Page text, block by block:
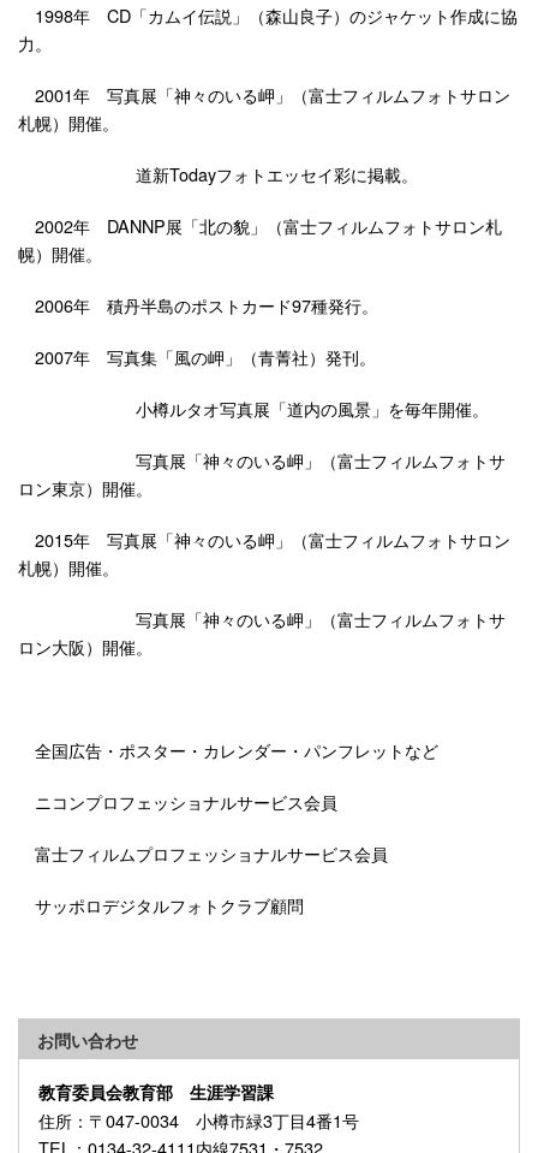
1998年
CD「カムイ伝説」（森山良子）のジャケット作成に協
力。
2001年
写真展「神々のいる岬」（富士フィルムフォトサロン
札幌）開催。
道新Todayフォトエッセイ彩に掲載。
2002年
DANNP展「北の貌」（富士フィルムフォトサロン札
幌）開催。
2006年 積丹半島のポストカード97種発行。
2007年 写真集「風の岬」（青菁社）発刊。
小樽ルタオ写真展「道内の風景」を毎年開催。
写真展「神々のいる岬」（富士フィルムフォトサ
ロン東京）開催。
2015年
写真展「神々のいる岬」（富士フィルムフォトサロン
札幌）開催。
写真展「神々のいる岬」（富士フィルムフォトサ
ロン大阪）開催。
全国広告・ポスター・カレンダー・パンフレットなど
ニコンプロフェッショナルサービス会員
富士フィルムプロフェッショナルサービス会員
サッポロデジタルフォトクラブ顧問
お問い合わせ
教育委員会教育部 生涯学習課
住所 ：〒047-0034 小樽市緑3丁目4番1号
TEL ：0134-32-4111内線7531・7532